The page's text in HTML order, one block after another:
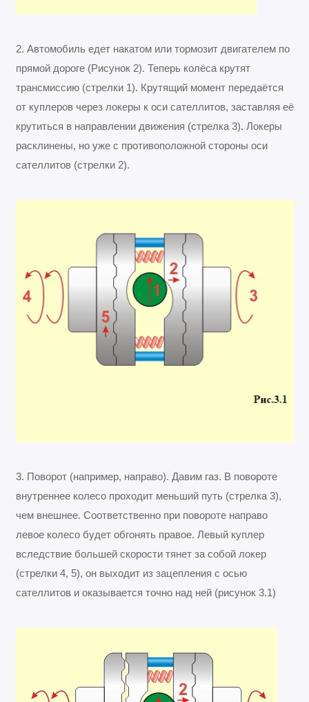
2. Автомобиль едет накатом или тормозит двигателем по
прямой дороге (Рисунок 2). Теперь колёса крутят
трансмиссию (стрелки 1). Крутящий момент передаётся
от куплеров через локеры к оси сателлитов, заставляя её
крутиться в направлении движения (стрелка 3). Локеры
расклинены, но уже с противоположной стороны оси
сателлитов (стрелки 2).
3. Поворот (например, направо). Давим газ. В повороте
внутреннее колесо проходит меньший путь (стрелка 3),
чем внешнее. Соответственно при повороте направо
левое колесо будет обгонять правое. Левый куплер
вследствие большей скорости тянет за собой локер
(стрелки 4, 5), он выходит из зацепления с осью
сателлитов и оказывается точно над ней (рисунок 3.1)